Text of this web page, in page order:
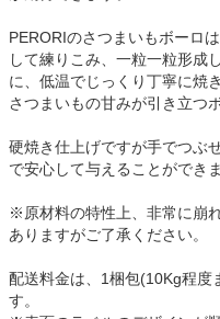
PERORIのさつまいもボーロ
して練りこみ、一粒一粒形成
に、低温でじっくり丁寧に焼
さつまいもの甘みが引き立つ
硬焼き仕上げですが手でつぶ
で安心して与えることができ
※原材料の特性上、非常に崩
ありますがご了承ください。
配送料金は、1梱包(10Kg程
す。